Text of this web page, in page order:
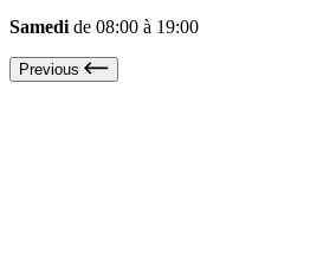
Samedi de 08:00 à 19:00
Previous